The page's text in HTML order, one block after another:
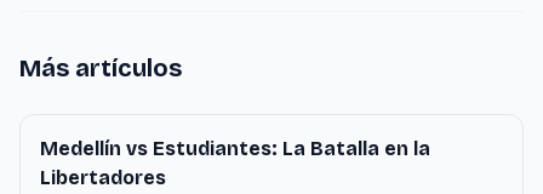
Más artículos
Medellín vs Estudiantes: La Batalla en la
Libertadores